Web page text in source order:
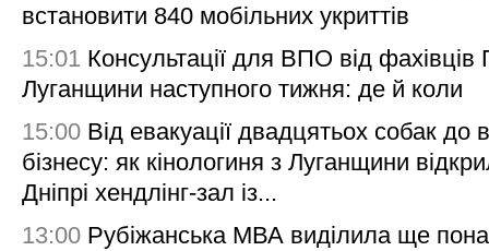
встановити 840 мобільних укриттів
15:01 Консультації для ВПО від
Луганщини наступного тижня: де й коли
15:00 Від евакуації двадцятьох собак до
бізнесу: як кінологиня з Луганщини
Дніпрі хендлінг-зал із...
13:00 Рубіжанська МВА виділила ще